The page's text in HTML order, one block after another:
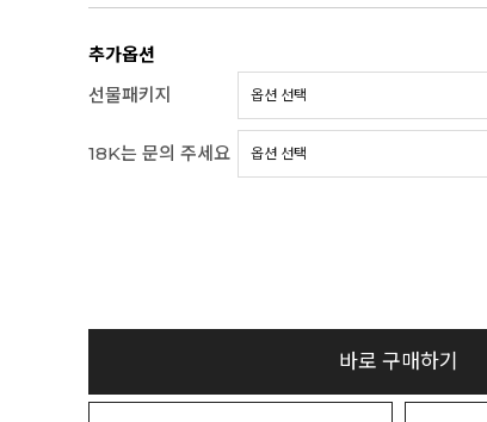
추가옵션
선물패키지
18K는 문의 주세요
바로 구매하기